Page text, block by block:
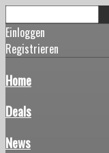
Einloggen
Registrieren
Home
Deals
News